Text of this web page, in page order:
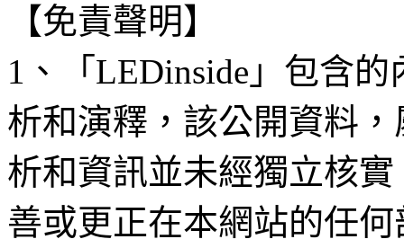
【免責聲明】
1、「LEDinside」包含
析和演釋，該公開資料
析和資訊並未經獨立核
善或更正在本網站的任